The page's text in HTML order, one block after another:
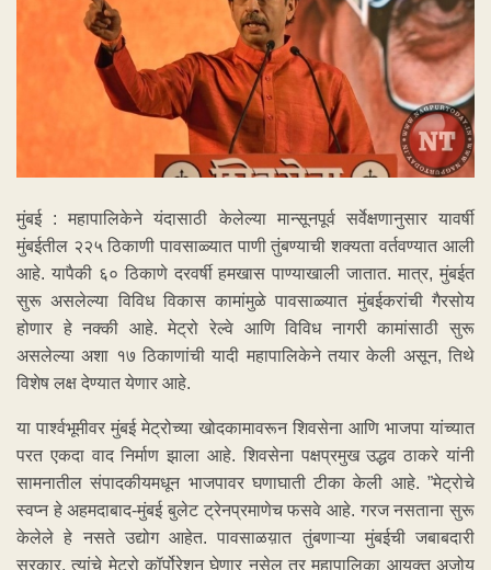
मुंबई : महापालिकेने यंदासाठी केलेल्या मान्सूनपूर्व सर्वेक्षणानुसार यावर्षी
मुंबईतील २२५ ठिकाणी पावसाळ्यात पाणी तुंबण्याची शक्यता वर्तवण्यात आली
आहे. यापैकी ६० ठिकाणे दरवर्षी हमखास पाण्याखाली जातात. मात्र, मुंबईत
सुरू असलेल्या विविध विकास कामांमुळे पावसाळ्यात मुंबईकरांची गैरसोय
होणार हे नक्की आहे. मेट्रो रेल्वे आणि विविध नागरी कामांसाठी सुरू
असलेल्या अशा १७ ठिकाणांची यादी महापालिकेने तयार केली असून, तिथे
विशेष लक्ष देण्यात येणार आहे.
या पार्श्वभूमीवर मुंबई मेट्रोच्या खोदकामावरून शिवसेना आणि भाजपा यांच्यात
परत एकदा वाद निर्माण झाला आहे. शिवसेना पक्षप्रमुख उद्धव ठाकरे यांनी
सामनातील संपादकीयमधून भाजपावर घणाघाती टीका केली आहे. ”मेट्रोचे
स्वप्न हे अहमदाबाद-मुंबई बुलेट ट्रेनप्रमाणेच फसवे आहे. गरज नसताना सुरू
केलेले हे नसते उद्योग आहेत. पावसाळय़ात तुंबणाऱ्या मुंबईची जबाबदारी
सरकार, त्यांचे मेट्रो कॉर्पोरेशन घेणार नसेल तर महापालिका आयुक्त अजोय